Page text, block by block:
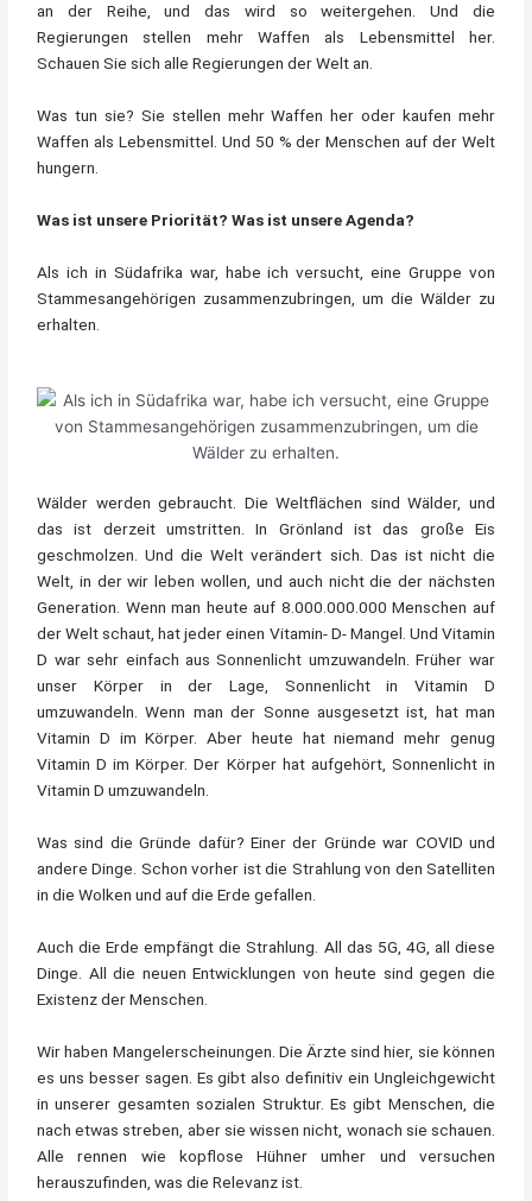
an der Reihe, und das wird so weitergehen. Und die
Regierungen stellen mehr Waffen als Lebensmittel her.
Schauen Sie sich alle Regierungen der Welt an.
Was tun sie? Sie stellen mehr Waffen her oder kaufen mehr
Waffen als Lebensmittel. Und 50 % der Menschen auf der Welt
hungern.
Was ist unsere Priorität? Was ist unsere Agenda?
Als ich in Südafrika war, habe ich versucht, eine Gruppe von
Stammesangehörigen zusammenzubringen, um die Wälder zu
erhalten.
Wälder werden gebraucht. Die Weltflächen sind Wälder, und
das ist derzeit umstritten. In Grönland ist das große Eis
geschmolzen. Und die Welt verändert sich. Das ist nicht die
Welt, in der wir leben wollen, und auch nicht die der nächsten
Generation. Wenn man heute auf 8.000.000.000 Menschen auf
der Welt schaut, hat jeder einen Vitamin- D- Mangel. Und Vitamin
D war sehr einfach aus Sonnenlicht umzuwandeln. Früher war
unser Körper in der Lage, Sonnenlicht in Vitamin D
umzuwandeln. Wenn man der Sonne ausgesetzt ist, hat man
Vitamin D im Körper. Aber heute hat niemand mehr genug
Vitamin D im Körper. Der Körper hat aufgehört, Sonnenlicht in
Vitamin D umzuwandeln.
Was sind die Gründe dafür? Einer der Gründe war COVID und
andere Dinge. Schon vorher ist die Strahlung von den Satelliten
in die Wolken und auf die Erde gefallen.
Auch die Erde empfängt die Strahlung. All das 5G, 4G, all diese
Dinge. All die neuen Entwicklungen von heute sind gegen die
Existenz der Menschen.
Wir haben Mangelerscheinungen. Die Ärzte sind hier, sie können
es uns besser sagen. Es gibt also definitiv ein Ungleichgewicht
in unserer gesamten sozialen Struktur. Es gibt Menschen, die
nach etwas streben, aber sie wissen nicht, wonach sie schauen.
Alle rennen wie kopflose Hühner umher und versuchen
herauszufinden, was die Relevanz ist.